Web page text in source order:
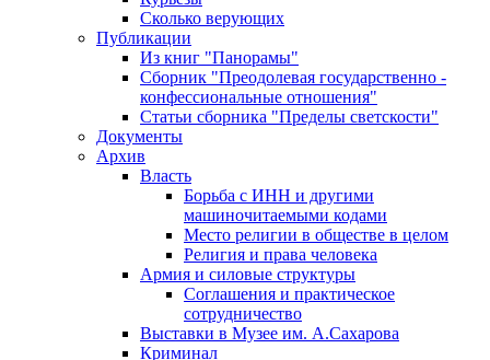
Сколько верующих
Публикации
Из книг "Панорамы"
Сборник "Преодолевая государственно -
конфессиональные отношения"
Статьи сборника "Пределы светскости"
Документы
Архив
Власть
Борьба с ИНН и другими
машиночитаемыми кодами
Место религии в обществе в целом
Религия и права человека
Армия и силовые структуры
Соглашения и практическое
сотрудничество
Выставки в Музее им. А.Сахарова
Криминал